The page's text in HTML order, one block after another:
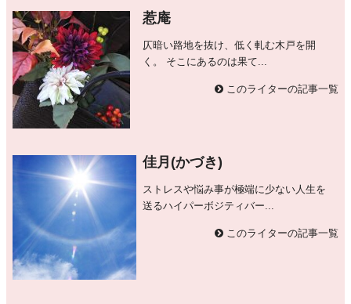
惹庵
仄暗い路地を抜け、低く軋む木戸を開
く。 そこにあるのは果て...
このライターの記事一覧
佳月(かづき)
ストレスや悩み事が極端に少ない人生を
送るハイパーボジティバー...
このライターの記事一覧